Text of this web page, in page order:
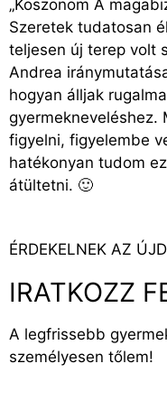
„Köszönöm A
Szeretek tudatosan
teljesen új terep volt
Andrea
hogyan álljak
gyermekneveléshez.
figyelni, figyelembe
hatékonyan tudom
átültetni. 🙂
ÉRDEKELNEK AZ
IRATKOZZ
A legfrissebb
személyesen tőlem!